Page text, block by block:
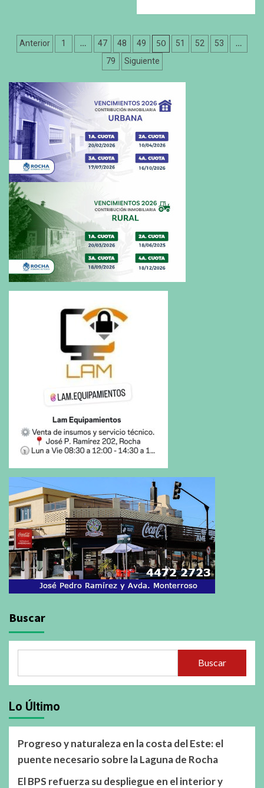
Paginación
entradas
Anterior 1 … 47 48 49 50 51 52 53 …
79 Siguiente
Buscar
Buscar
Lo Último
Progreso y naturaleza en la costa del Este: el
puente necesario sobre la Laguna de Rocha
El BPS refuerza su despliegue en el interior y